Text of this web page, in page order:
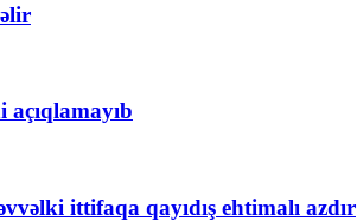
ittifaqa qayıdış ehtimalı azdır